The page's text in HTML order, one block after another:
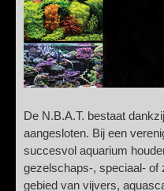
De N.B.A.T. bestaat
aangesloten. Bij een
succesvol aquarium
gezelschaps-, speciaal- of
gebied van vijvers,